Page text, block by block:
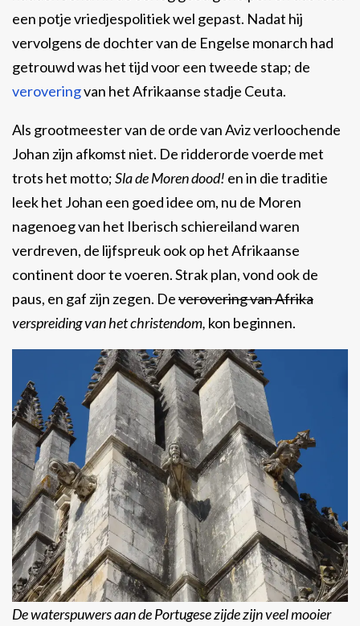
een potje vriedjespolitiek wel gepast. Nadat hij
vervolgens de dochter van de Engelse monarch had
getrouwd was het tijd voor een tweede stap; de
veroveringvan het Afrikaanse stadje Ceuta.
Als grootmeester van de orde van Aviz verloochende
Johan zijn afkomst niet. De ridderorde voerde met
trots het motto;Sla de Moren dood! en in die traditie
leek het Johan een goed idee om, nu de Moren
nagenoeg van het Iberisch schiereiland waren
verdreven, de lijfspreuk ook op het Afrikaanse
continent door te voeren. Strak plan, vond ook de
paus, en gaf zijn zegen. Deverovering van Afrika
verspreiding van het christendom, kon beginnen.
De waterspuwers aan de Portugese zijde zijn veel mooier